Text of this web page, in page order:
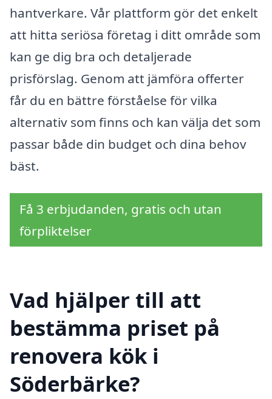
hantverkare. Vår plattform gör det enkelt
att hitta seriösa företag i ditt område som
kan ge dig bra och detaljerade
prisförslag. Genom att jämföra offerter
får du en bättre förståelse för vilka
alternativ som finns och kan välja det som
passar både din budget och dina behov
bäst.
Få 3 erbjudanden, gratis och utan
förpliktelser
Vad hjälper till att
bestämma priset på
renovera kök i
Söderbärke?